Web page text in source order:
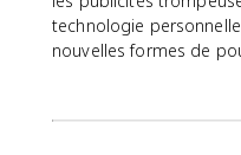
technologie
nouvelles formes de